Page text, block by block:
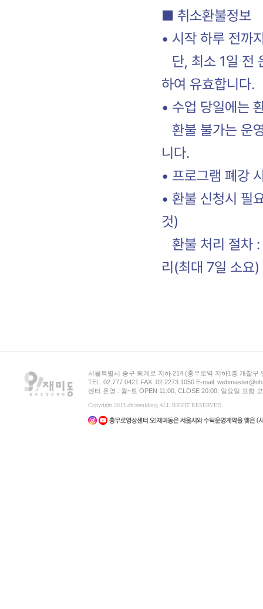
■ 취소환불정보
• 시작 하루 전까
단, 최소 1일 전
하여 유효합니다.
• 수업 당일에는
환불 불가는 운
니다.
• 프로그램 폐강
• 환불 신청시 필
것)
환불 처리 절차
리(최대 7일 소
서울특별시 중구 퇴계로 지하 214 (충무로역 지하1층 개찰구
TEL. 02.777.0421 FAX. 02.2273.1050 E-mail.
센터 운영 : 월~토 OPEN 11:00, CLOSE 20:00, 일요일 포함
Copyright 2013 oh!zemidong ALL RIGHT RESERVED.